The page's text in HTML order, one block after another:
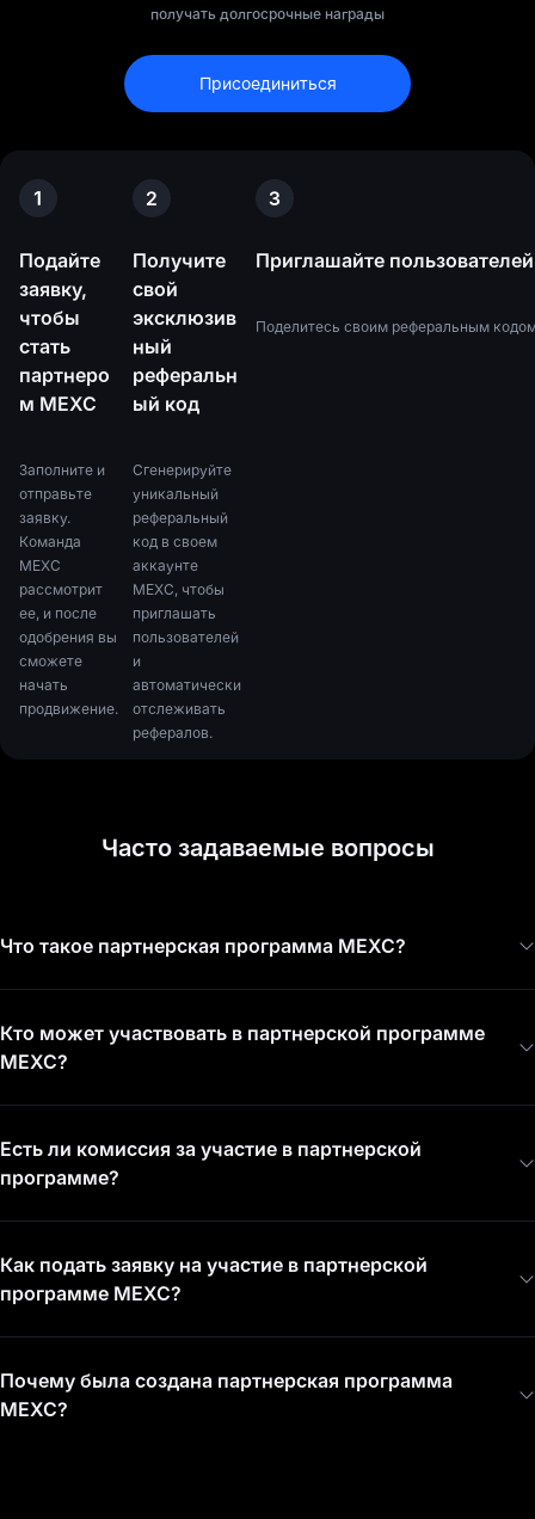
получать долгосрочные награды
1
Подайте
заявку,
чтобы
стать
партнеро
м MEXC
Заполните и
отправьте
заявку.
Команда
MEXC
рассмотрит
ее, и после
одобрения вы
сможете
начать
продвижение.
2
Получите
свой
эксклюзив
ный
реферальн
ый код
Сгенерируйте
уникальный
реферальный
код в своем
аккаунте
MEXC, чтобы
приглашать
пользователей
и
автоматически
отслеживать
рефералов.
3
Приглашайте
Поделитесь своим реферальным
Присоединиться
Часто задаваемые вопросы
Что такое партнерская программа MEXC?
Кто может участвовать в партнерской программе
MEXC?
Есть ли комиссия за участие в партнерской
программе?
Как подать заявку на участие в партнерской
программе MEXC?
Почему была создана партнерская программа
MEXC?